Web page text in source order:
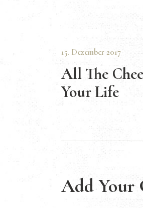
15. Dezember 2017
All The
Your Life
Add Your